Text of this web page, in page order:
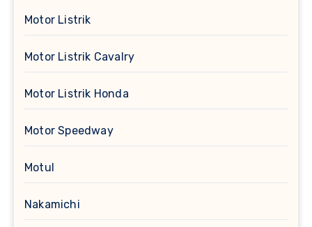
Motor Listrik
Motor Listrik Cavalry
Motor Listrik Honda
Motor Speedway
Motul
Nakamichi